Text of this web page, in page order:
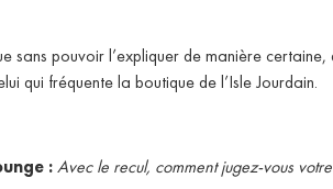
sans pouvoir l’expliquer de manière
qui fréquente la boutique de l’Isle Jourdain.
:Avec le recul, comment jugez-vous